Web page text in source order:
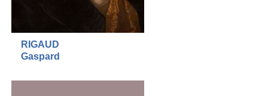
RIGAUD
Gaspard